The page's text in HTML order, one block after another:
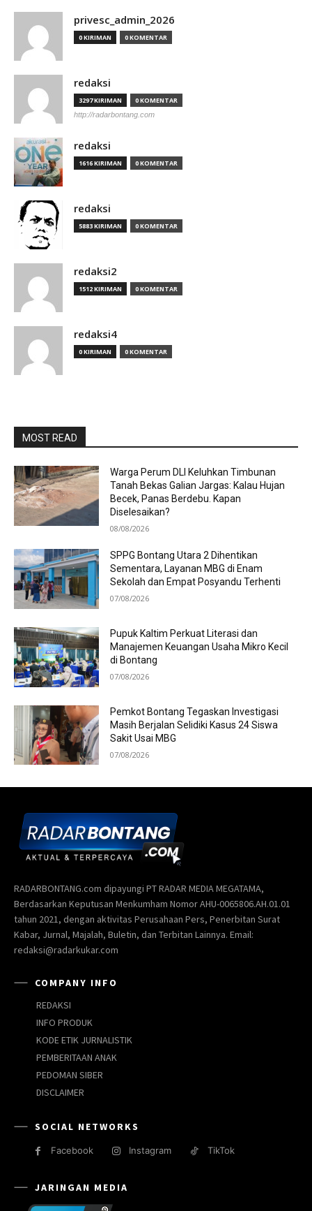
privesc_admin_2026
0 KIRIMAN 0 KOMENTAR
redaksi
3297 KIRIMAN 0 KOMENTAR
http://radarbontang.com
redaksi
1616 KIRIMAN 0 KOMENTAR
redaksi
5883 KIRIMAN 0 KOMENTAR
redaksi2
1512 KIRIMAN 0 KOMENTAR
redaksi4
0 KIRIMAN 0 KOMENTAR
MOST READ
Warga Perum DLI Keluhkan Timbunan
Tanah Bekas Galian Jargas: Kalau Hujan
Becek, Panas Berdebu. Kapan
Diselesaikan?
08/08/2026
SPPG Bontang Utara 2 Dihentikan
Sementara, Layanan MBG di Enam
Sekolah dan Empat Posyandu Terhenti
07/08/2026
Pupuk Kaltim Perkuat Literasi dan
Manajemen Keuangan Usaha Mikro Kecil
di Bontang
07/08/2026
Pemkot Bontang Tegaskan Investigasi
Masih Berjalan Selidiki Kasus 24 Siswa
Sakit Usai MBG
07/08/2026
RADARBONTANG.com dipayungi PT RADAR MEDIA MEGATAMA,
Berdasarkan Keputusan Menkumham Nomor AHU-0065806.AH.01.01
tahun 2021, dengan aktivitas Perusahaan Pers, Penerbitan Surat
Kabar, Jurnal, Majalah, Buletin, dan Terbitan Lainnya. Email:
redaksi@radarkukar.com
COMPANY INFO
REDAKSI
INFO PRODUK
KODE ETIK JURNALISTIK
PEMBERITAAN ANAK
PEDOMAN SIBER
DISCLAIMER
SOCIAL NETWORKS
Facebook Instagram TikTok
JARINGAN MEDIA